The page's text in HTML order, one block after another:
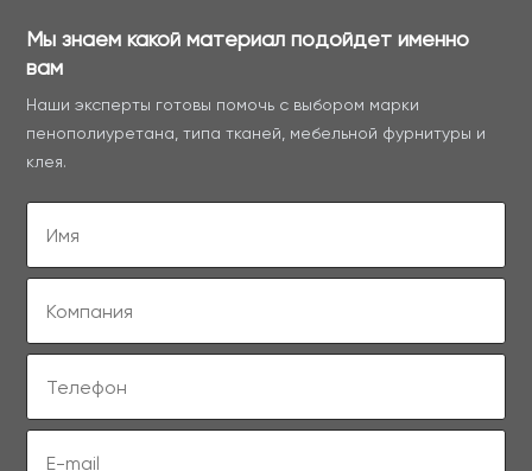
Мы знаем какой материал подойдет именно
вам
Наши эксперты готовы помочь с выбором марки
пенополиуретана, типа тканей, мебельной фурнитуры и
клея.